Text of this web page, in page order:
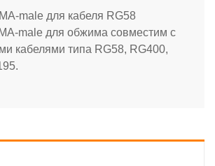
male для кабеля RG58
male для обжима совместим с
кабелями типа RG58, RG400,